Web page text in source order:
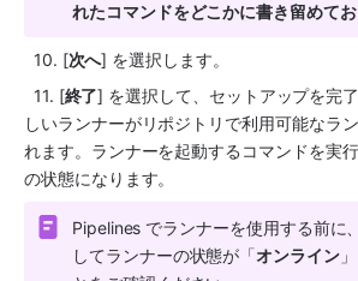
れたコマンドをどこかに書き留めてお
  10. [
次へ] を選択します。
  11. [
終了] を選択して、セットアップを完
しいランナーがリポジトリで利用可能なラ
れます。ランナーを起動するコマンドを実
の状態になります。
Pipelines でランナーを使用する前に
してランナーの状態が「オンライン